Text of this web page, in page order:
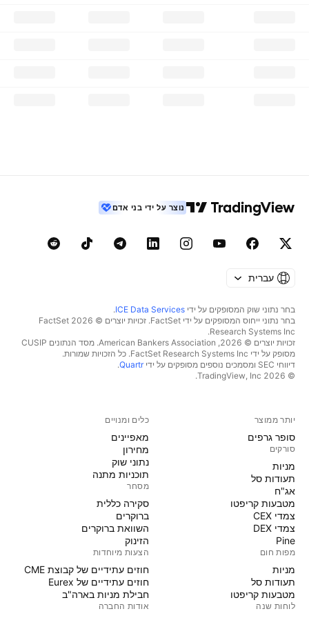
נוצר על ידי בני אדם
עברית
בחר נתוני שוק המסופקים על ידי ICE Data Services
.
בחר נתוני ייחוס המסופקים על ידי FactSet. זכויות יוצרים © 2026 ‏FactSet
Research Systems Inc.‏
זכויות יוצרים © 2026, ‏American Bankers Association. מסד הנתונים CUSIP
מסופק על ידי FactSet Research Systems Inc. כל הזכויות שמורות.
דיווחי SEC ומסמכים נוספים מסופקים על ידי
Quartr
.
© 2026 ‏TradingView, Inc.‏
יותר ממוצר
סופר גרפים
סורקים
מניות‏
תעודות סל
אג"ח
מטבעות קריפטו
צמדי CEX
צמדי DEX
Pine
מפות חום
מניות‏
תעודות סל
מטבעות קריפטו
לוחות שנה
כלים ומנויים
מאפיינים
מחירון
נתוני שוק
תוכניות מתנה
מסחר
סקירה כללית
ברוקרים
השוואת ברוקרים
הזינוק
הצעות מיוחדות
חוזים עתידיים של קבוצת CME
חוזים עתידיים של Eurex
חבילת מניות בארה"ב
אודות החברה